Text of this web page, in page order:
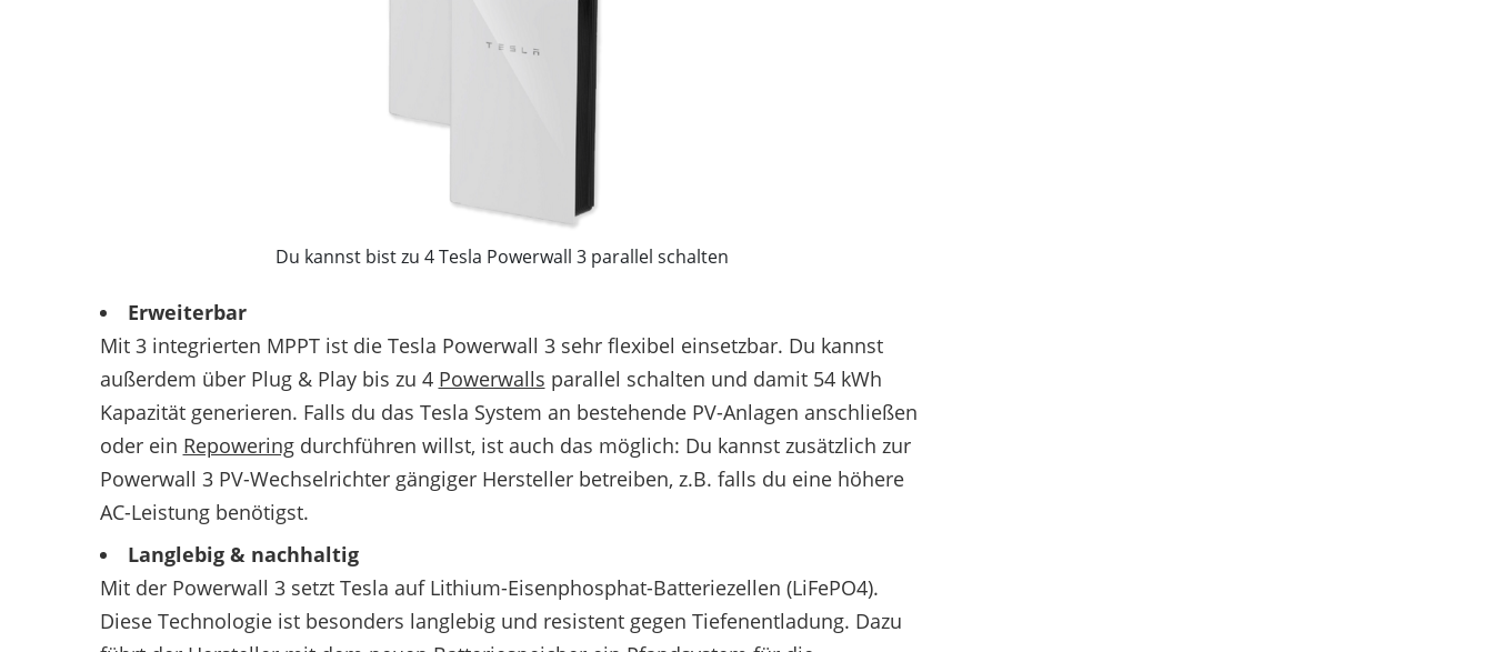
Du kannst bist zu 4 Tesla Powerwall 3 parallel schalten
Erweiterbar
Mit 3 integrierten MPPT ist die Tesla Powerwall 3 sehr flexibel einsetzbar. Du kannst
außerdem über Plug & Play bis zu 4 Powerwalls parallel schalten und damit 54 kWh
Kapazität generieren. Falls du das Tesla System an bestehende PV-Anlagen anschließen
oder ein Repoweringdurchführen willst, ist auch das möglich: Du kannst zusätzlich zur
Powerwall 3 PV-Wechselrichter gängiger Hersteller betreiben, z.B. falls du eine höhere
AC-Leistung benötigst.
Langlebig & nachhaltig
Mit der Powerwall 3 setzt Tesla auf Lithium-Eisenphosphat-Batteriezellen (LiFePO4).
Diese Technologie ist besonders langlebig und resistent gegen Tiefenentladung. Dazu